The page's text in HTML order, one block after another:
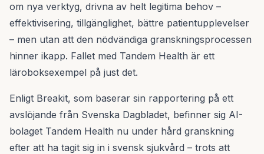
om nya verktyg, drivna av helt legitima behov –
effektivisering, tillgänglighet, bättre patientupplevelser
– men utan att den nödvändiga granskningsprocessen
hinner ikapp. Fallet med Tandem Health är ett
läroboksexempel på just det.
Enligt Breakit, som baserar sin rapportering på ett
avslöjande från Svenska Dagbladet, befinner sig AI-
bolaget Tandem Health nu under hård granskning
efter att ha tagit sig in i svensk sjukvård – trots att